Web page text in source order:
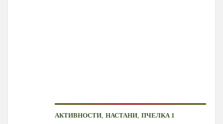
АКТИВНОСТИ ,НАСТАНИ ,ПЧЕЛКА 1